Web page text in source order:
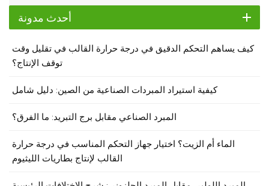
أحدث مدونة
كيف يساهم التحكم الدقيق في درجة حرارة القالب في تقليل وقت
توقف الإنتاج؟
كيفية استيراد المبردات الصناعية من الصين: دليل شامل
المبرد الصناعي مقابل برج التبريد: ما الفرق؟
الماء أم الزيت؟ اختيار جهاز التحكم المناسب في درجة حرارة
القالب لإنتاج بطاريات الليثيوم